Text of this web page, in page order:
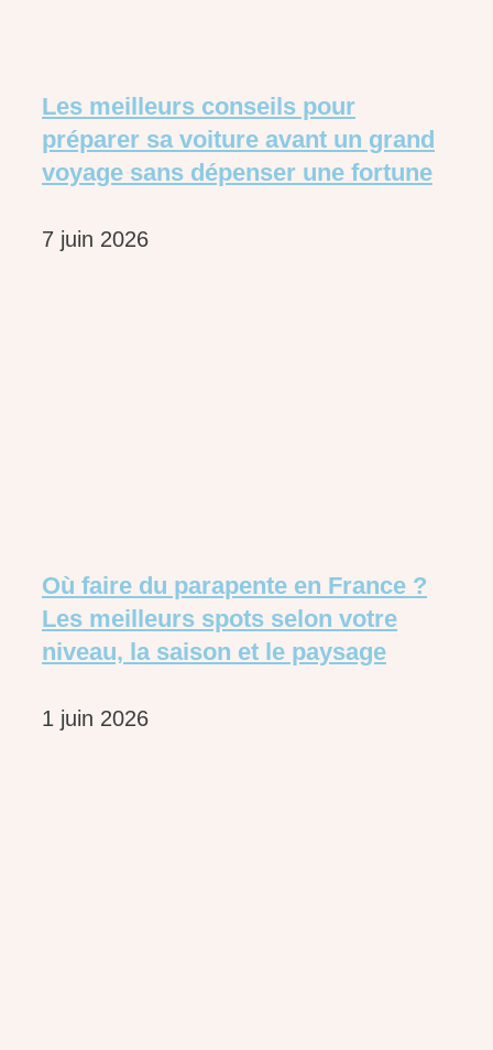
Les meilleurs conseils pour
préparer sa voiture avant un grand
voyage sans dépenser une fortune
7 juin 2026
Où faire du parapente en France ?
Les meilleurs spots selon votre
niveau, la saison et le paysage
1 juin 2026